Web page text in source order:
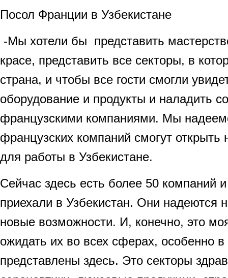
Посол Франции в Узбекистане
-Мы хотели бы представить
красе, представить все секторы, в
страна, и чтобы все гости смогли
оборудование и продукты и наладить
французскими компаниями. Мы
французских компаний смогут
для работы в Узбекистане.
Сейчас здесь есть более 50 компаний
приехали в Узбекистан. Они надеются
новые возможности. И, конечно, это
ожидать их во всех сферах, особенно
представлены здесь. Это секторы